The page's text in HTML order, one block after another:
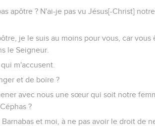
apôtre ? N'ai-je pas vu Jésus[-Christ]
je le suis au moins pour vous, car
le Seigneur.
m'accusent.
et de boire ?
avec nous une sœur qui soit notre
?
et moi, à ne pas avoir le droit de